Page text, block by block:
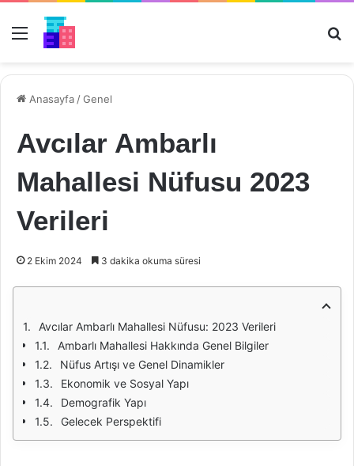
Menü
Anasayfa /Genel
Avcılar Ambarlı
Mahallesi Nüfusu 2023
Verileri
2 Ekim 2024 3 dakika okuma süresi
Avcılar Ambarlı Mahallesi Nüfusu: 2023 Verileri
Ambarlı Mahallesi Hakkında Genel Bilgiler
Nüfus Artışı ve Genel Dinamikler
Ekonomik ve Sosyal Yapı
Demografik Yapı
Gelecek Perspektifi